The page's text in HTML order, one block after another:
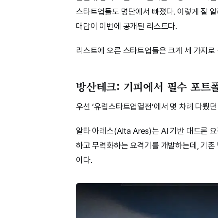
스타트업들도 명단에서 빠졌다. 이렇게 잘
대답이 이번에 공개된 리스트다.
리스트에 오른 스타트업들은 크게 세 가지로
방산테크: 기피에서 필수 포트
우선 ‘유럽스타트업열전’에서 몇 차례 다뤘
알타 아레스(Alta Ares)는 AI 기반 대드론
하고 무력화하는 요격기를 개발하는데, 기
이다.